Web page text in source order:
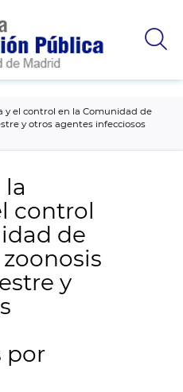
y el control en la Comunidad de
y otros agentes infecciosos
control
de
y
por